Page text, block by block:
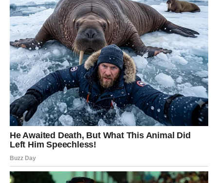
Jarčevi često kriju emocije, ali sada one izbijaju na
površinu. Usamljenost, osećaj neshvaćenosti i pitanje:
„Da li se sve ovo isplati?“ – često će vam se vrteti po
glavi.
Poruka zvezda:Snaga nije u ćutanju, već u priznanju
slabosti.